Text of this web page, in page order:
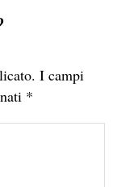
I campi
*